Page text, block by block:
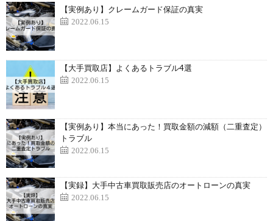
【実例あり】クレームガード保証の真実
2022.06.15
【大手買取店】よくあるトラブル4選
2022.06.15
【実例あり】本当にあった！買取金額の減額（二重査定）
トラブル
2022.06.15
【実録】大手中古車買取販売店のオートローンの真実
2022.06.15